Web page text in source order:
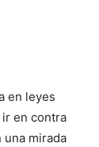
en leyes
en contra
una mirada